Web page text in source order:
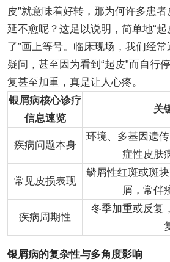
皮”就意味着好转，那为何许多患
延不愈呢？这足以说明，简单地“起
了”画上等号。临床现场，我们经
疑问，甚至因为看到“起皮”而自行
复甚至加重，真是让人心疼。
银屑病核心诊疗
信息速览
关
疾病问题本身
环境、多基因遗
症性皮肤
常见皮损表现
鳞屑性红斑或斑
屑，常伴
疾病周期性
冬季加重或反复
银屑病的复杂性与多角度影响